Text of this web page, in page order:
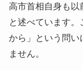
高市首相自身も以
と述べています
から」という問い
ません。